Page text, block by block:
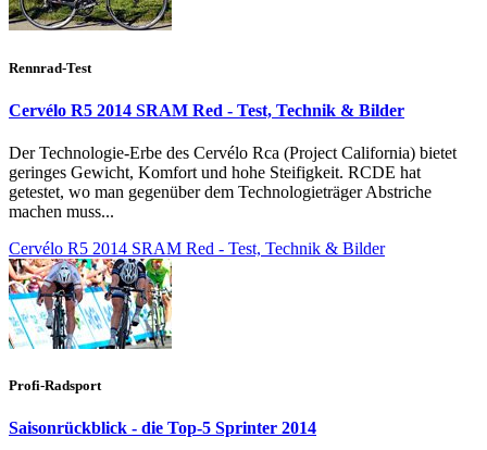
Rennrad-Test
Cervélo R5 2014 SRAM Red - Test, Technik & Bilder
Der Technologie-Erbe des Cervélo Rca (Project California) bietet
geringes Gewicht, Komfort und hohe Steifigkeit. RCDE hat
getestet, wo man gegenüber dem Technologieträger Abstriche
machen muss...
Cervélo R5 2014 SRAM Red - Test, Technik & Bilder
Profi-Radsport
Saisonrückblick - die Top-5 Sprinter 2014